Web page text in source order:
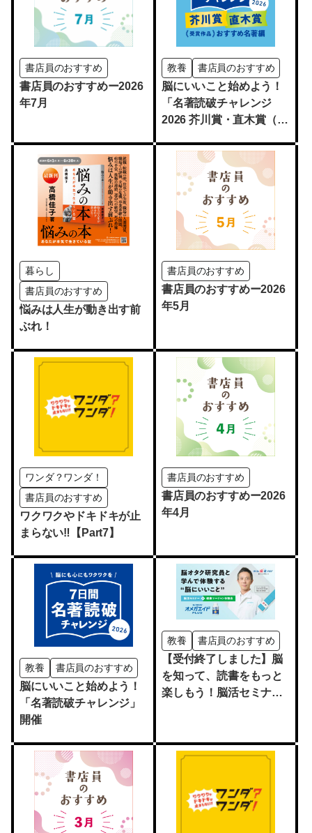
書店員のおすすめ
書店員のおすすめー2026
年7月
教養 書店員のおすすめ
脳にいいこと始めよう！
「名著読破チャレンジ
2026 芥川賞・直木賞（受
編」開催
暮らし
書店員のおすすめ
悩みは人生が動き出す前
ぶれ！
書店員のおすすめ
書店員のおすすめー2026
年5月
ワンダ？ワンダ！
書店員のおすすめ
ワクワクやドキドキが止
まらない‼【Part7】
書店員のおすすめ
書店員のおすすめー2026
年4月
教養 書店員のおすすめ
脳にいいこと始めよう！
「名著読破チャレンジ」
開催
教養 書店員のおすすめ
【受付終了しました】脳
を知って、読書をもっと
楽しもう！脳活セミナー